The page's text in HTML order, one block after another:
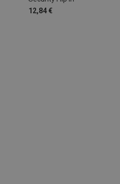
12,84 €